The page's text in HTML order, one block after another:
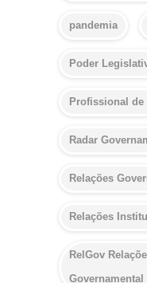
pandemia
Poder
Profissional de
Radar
Relações
Relações
RelGov
Governamental